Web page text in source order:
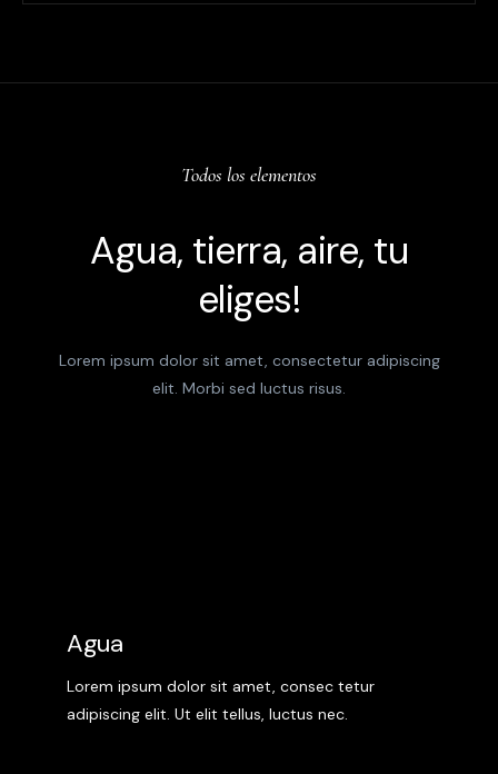
Todos los elementos
Agua, tierra, aire, tu
eliges!
Lorem ipsum dolor sit amet, consectetur adipiscing
elit. Morbi sed luctus risus.
Agua
Lorem ipsum dolor sit amet, consec tetur
adipiscing elit. Ut elit tellus, luctus nec.